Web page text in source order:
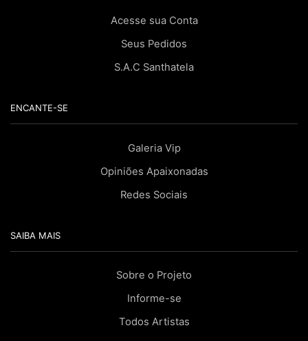
Acesse sua Conta
Seus Pedidos
S.A.C Santhatela
ENCANTE-SE
Galeria Vip
Opiniões Apaixonadas
Redes Sociais
SAIBA MAIS
Sobre o Projeto
Informe-se
Todos Artistas